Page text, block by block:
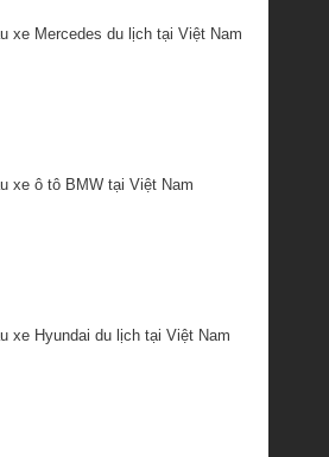
xe Mercedes du lịch tại Việt Nam
xe ô tô BMW tại Việt Nam
xe Hyundai du lịch tại Việt Nam